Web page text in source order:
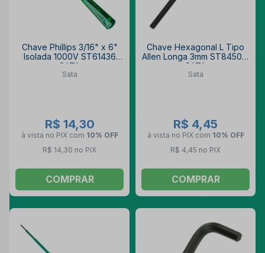
Chave Phillips 3/16" x 6"
Isolada 1000V ST61436
SATA
Sata
R$ 14,30
à vista no PIX com 10% OFF
R$ 14,30 no PIX
COMPRAR
Chave Hexagonal L Tipo
Allen Longa 3mm ST84501L
SATA
Sata
R$ 4,45
à vista no PIX com 10% OFF
R$ 4,45 no PIX
COMPRAR